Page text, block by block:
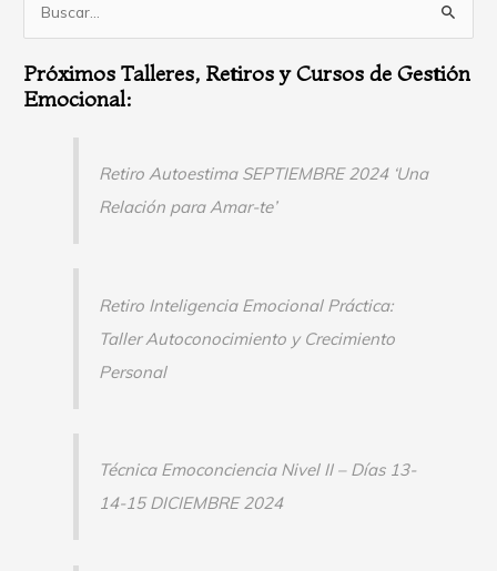
s
c
Próximos Talleres, Retiros y Cursos de Gestión
Emocional:
Retiro Autoestima SEPTIEMBRE 2024 ‘Una
Relación para Amar-te’
Retiro Inteligencia Emocional Práctica:
Taller Autoconocimiento y Crecimiento
Personal
Técnica Emoconciencia Nivel II – Días 13-
14-15 DICIEMBRE 2024